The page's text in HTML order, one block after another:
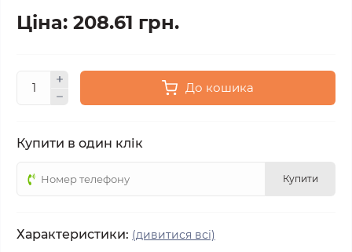
Ціна: 208.61 грн.
До кошика
Купити в один клік
Купити
Характеристики: (дивитися всі)